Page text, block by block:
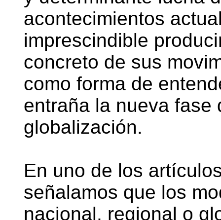
acontecimientos
imprescindible
concreto de sus
como forma de
entraña la nueva fase
globalización.
En uno de los
señalamos que los
nacional, regional o